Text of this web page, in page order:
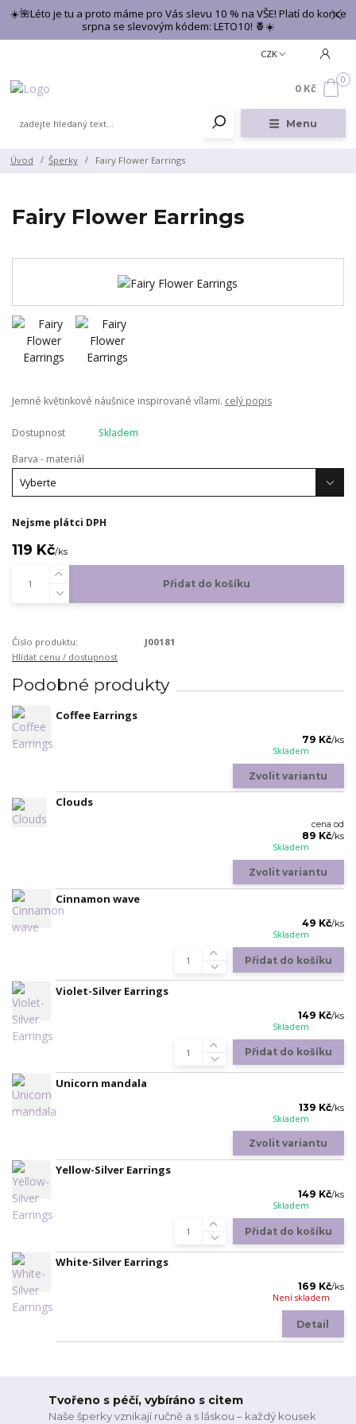
☀️🌺Léto je tu a proto máme pro Vás slevu 10 % na VŠE! Platí do konce
srpna se slevovým kódem: LETO10! 🍍☀️
Menu
CZK
0
0 Kč
Úvod Šperky Fairy Flower Earrings
Fairy Flower Earrings
Jemné květinkové náušnice inspirované vílami. celý popis
Dostupnost
Skladem
Barva - materiál
Nejsme plátci DPH
119 Kč/ks
Přidat do košíku
Číslo produktu:
J00181
Hlídat cenu / dostupnost
Podobné produkty
Coffee Earrings
79 Kč/ks
Skladem
Zvolit variantu
Clouds
cena od
89 Kč/ks
Skladem
Zvolit variantu
Cinnamon wave
49 Kč/ks
Skladem
Přidat do košíku
Violet-Silver Earrings
149 Kč/ks
Skladem
Přidat do košíku
Unicorn mandala
139 Kč/ks
Skladem
Zvolit variantu
Yellow-Silver Earrings
149 Kč/ks
Skladem
Přidat do košíku
White-Silver Earrings
169 Kč/ks
Není skladem
Detail
Tvořeno s péčí, vybíráno s citem
Naše šperky vznikají ručně a s láskou – každý kousek